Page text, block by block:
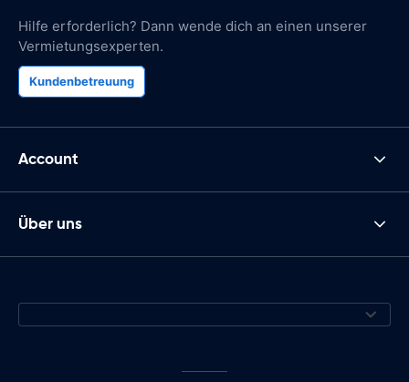
Hilfe erforderlich? Dann wende dich an einen unserer
Vermietungsexperten.
Kundenbetreuung
Account
Über uns